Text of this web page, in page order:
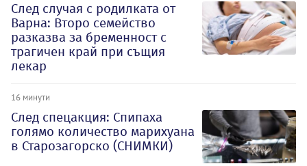
След случая с родилката от
Варна: Второ семейство
разказва за бременност с
трагичен край при същия
лекар
16 минути
След спецакция: Спипаха
голямо количество марихуана
в Старозагорско (СНИМКИ)